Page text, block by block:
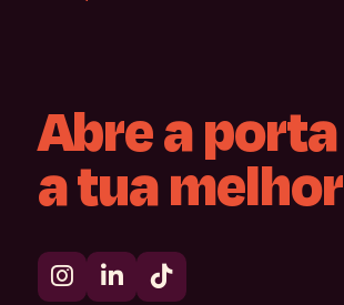
Abreaporta
atuamelhor